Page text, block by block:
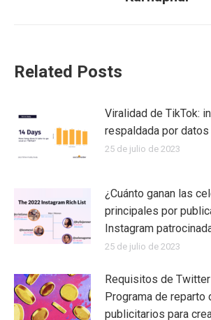
Related Posts
Viralidad de TikTok:
respaldada por
25 de julio de 2023
¿Cuánto ganan las
principales por
Instagram
25 de julio de 2023
Requisitos de
Programa de reparto
publicitarios para